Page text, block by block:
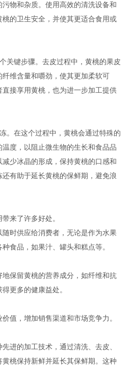
物和杂质。使用高效的清洗设备和
的卫生安全，并使其更适合食用或
键步骤。去皮过程中，黄桃的果皮
维含量和嚼劲，使其更加柔软可
接享用黄桃，也为进一步加工提供
在这个过程中，黄桃会通过特殊的
度，以阻止微生物的生长和食品品
少冰晶的形成，保持黄桃的口感和
有助于延长黄桃的保鲜期，避免浪
带来了许多好处。
时供应给消费者，无论是作为水果
食品，如果汁、罐头和糕点等。
保留黄桃的营养成分，如纤维和抗
更多的健康益处。
，增加销售渠道和市场竞争力。
先进的加工技术，通过清洗、去皮、
桃保持新鲜并延长其保鲜期。这种